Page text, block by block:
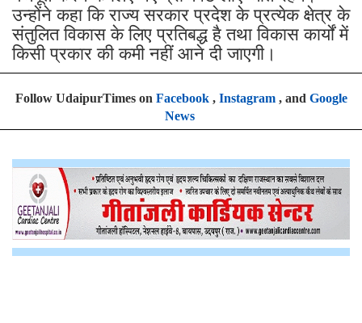
उन्होंने कहा कि राज्य सरकार प्रदेश के प्रत्येक क्षेत्र के
संतुलित विकास के लिए प्रतिबद्ध है तथा विकास कार्यों में
किसी प्रकार की कमी नहीं आने दी जाएगी।
Follow UdaipurTimes on Facebook, Instagram, and Google
News